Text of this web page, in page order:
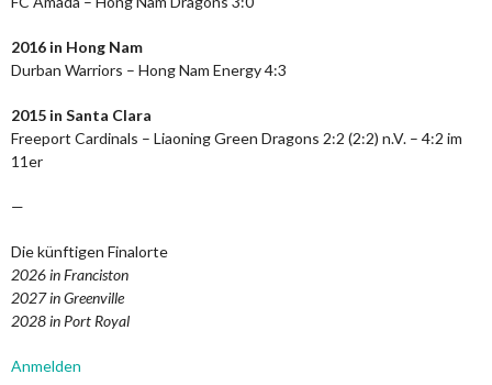
2016 in Hong Nam
Durban Warriors – Hong Nam Energy 4:3
2015 in Santa Clara
Freeport Cardinals – Liaoning Green Dragons 2:2 (2:2) n.V. – 4:2 im
11er
—
Die künftigen Finalorte
2026 in Franciston
2027 in Greenville
2028 in Port Royal
Anmelden